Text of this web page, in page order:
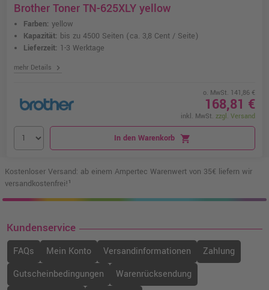
Brother Toner TN-625XLY yellow
Farben: yellow
Kapazität: bis zu 4500 Seiten (ca. 3,8 Cent / Seite)
Lieferzeit: 1-3 Werktage
mehr Details chevron_right
o. MwSt. 141,86 €
168,81 €
inkl. MwSt. zzgl. Versand
In den Warenkorb shopping_cart
Kostenloser Versand: ab einem Ampertec Warenwert von 35€ liefern wir
versandkostenfrei!¹
Kundenservice
FAQs Mein Konto Versandinformationen
Zahlung
Gutscheinbedingungen
Warenrücksendung